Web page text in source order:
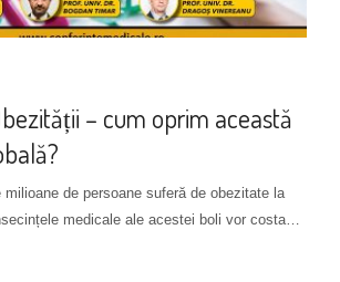
– cum oprim această
de persoane suferă de obezitate la
medicale ale acestei boli vor costa…